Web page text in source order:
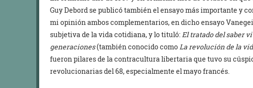
Guy Debord se publicó también el ensayo más importante y
mi opinión ambos complementarios, en dicho ensayo
subjetiva de la vida cotidiana, y lo tituló: El tratado del saber
generaciones(también conocido como La revolución de la
fueron pilares de la contracultura libertaria que tuvo su
revolucionarias del 68, especialmente el mayo francés.